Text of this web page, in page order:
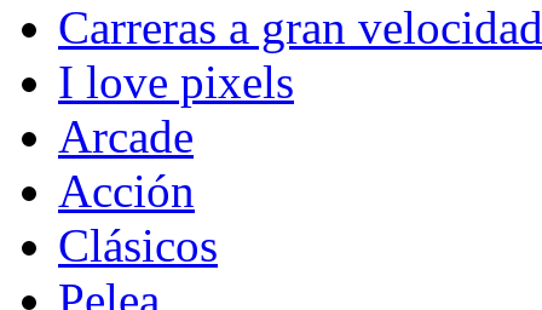
Carreras a gran velocidad
I love pixels
Arcade
Acción
Clásicos